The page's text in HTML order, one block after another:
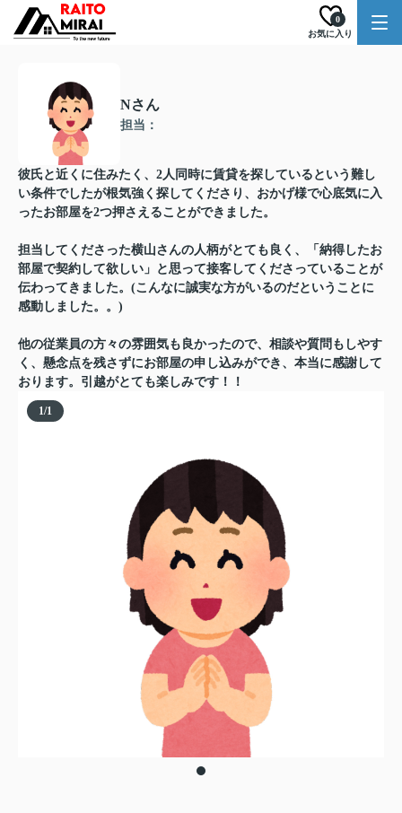
お気に入り
0
Nさん
担当：
彼氏と近くに住みたく、2人同時に賃貸を探しているという難し
い条件でしたが根気強く探してくださり、おかげ様で心底気に入
ったお部屋を2つ押さえることができました。
担当してくださった横山さんの人柄がとても良く、「納得したお
部屋で契約して欲しい」と思って接客してくださっていることが
伝わってきました。(こんなに誠実な方がいるのだということに
感動しました。。)
他の従業員の方々の雰囲気も良かったので、相談や質問もしやす
く、懸念点を残さずにお部屋の申し込みができ、本当に感謝して
おります。引越がとても楽しみです！！
1/1